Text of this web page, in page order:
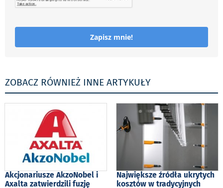
Zapisz mnie!
ZOBACZ RÓWNIEŻ INNE ARTYKUŁY
Akcjonariusze AkzoNobel i
Axalta zatwierdzili fuzję
Największe źródła ukrytych
kosztów w tradycyjnych